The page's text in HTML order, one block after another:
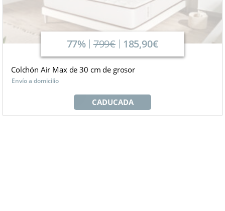
77% 799€ 185,90€
Colchón Air Max de 30 cm de grosor
Envío a domicilio
CADUCADA